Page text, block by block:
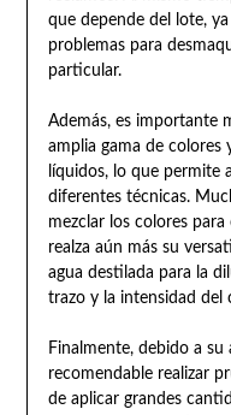
que depende del lote,
problemas para
particular.
Además, es importante
amplia gama de colores
líquidos, lo que permite
diferentes técnicas.
mezclar los colores
realza aún más su
agua destilada para la
trazo y la intensidad del
Finalmente, debido a
recomendable realizar
de aplicar grandes